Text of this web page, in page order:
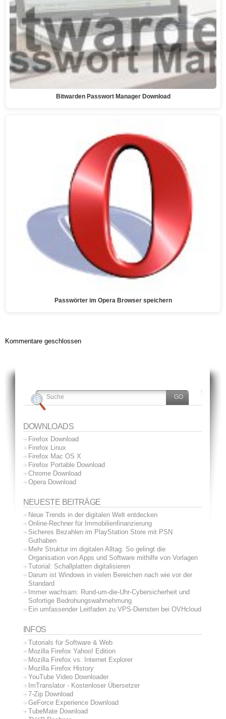
Bitwarden Passwort Manager Download
Passwörter im Opera Browser speichern
Kommentare geschlossen
DOWNLOADS
Firefox Download
Firefox Linux
Firefox Mac OS X
Firefox Portable Download
Chrome Download
Opera Download
NEUESTE BEITRÄGE
Neue Trends in der digitalen Welt entdecken
Online-Rechner für Immobilienfinanzierung
Sicheres Bezahlen im PlayStation Store mit PSN
Guthaben
Mehr Struktur im digitalen Alltag: So gelingt die
Organisation von Apps und Software mithilfe von Vorlagen
Tutorial: Schallplatten digitalisieren
Darum ist Windows in vielen Bereichen nach wie vor der
Standard
Immer wachsam: Rund-um-die-Uhr-Cybersicherheit und
Sofortige Bedrohungswahrnehmung
Ein umfassender Leitfaden zu VPS-Diensten bei OVHcloud
INFOS
Tutorials für Software & Web
Mozilla Firefox Yahoo! Edition
Mozilla Firefox vs. Internet Explorer
Mozilla Firefox History
YouTube Video Downloader
ImTranslator - Kostenloser Übersetzer
7-Zip Download
GeForce Experience Download
TubeMate Download